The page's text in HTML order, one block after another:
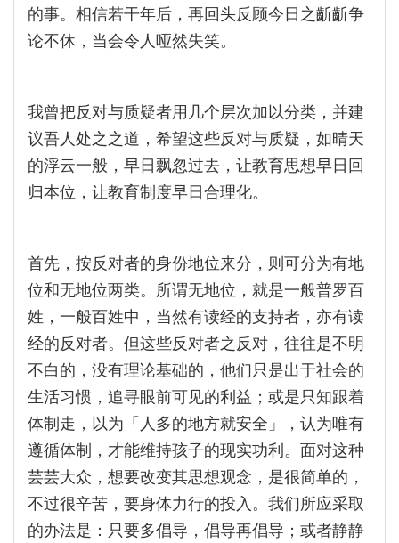
的事。相信若干年后，再回头反顾今日之齗齗争
论不休，当会令人哑然失笑。
我曾把反对与质疑者用几个层次加以分类，并建
议吾人处之之道，希望这些反对与质疑，如晴天
的浮云一般，早日飘忽过去，让教育思想早日回
归本位，让教育制度早日合理化。
首先，按反对者的身份地位来分，则可分为有地
位和无地位两类。所谓无地位，就是一般普罗百
姓，一般百姓中，当然有读经的支持者，亦有读
经的反对者。但这些反对者之反对，往往是不明
不白的，没有理论基础的，他们只是出于社会的
生活习惯，追寻眼前可见的利益；或是只知跟着
体制走，以为「人多的地方就安全」，认为唯有
遵循体制，才能维持孩子的现实功利。面对这种
芸芸大众，想要改变其思想观念，是很简单的，
不过很辛苦，要身体力行的投入。我们所应采取
的办法是：只要多倡导，倡导再倡导；或者静静